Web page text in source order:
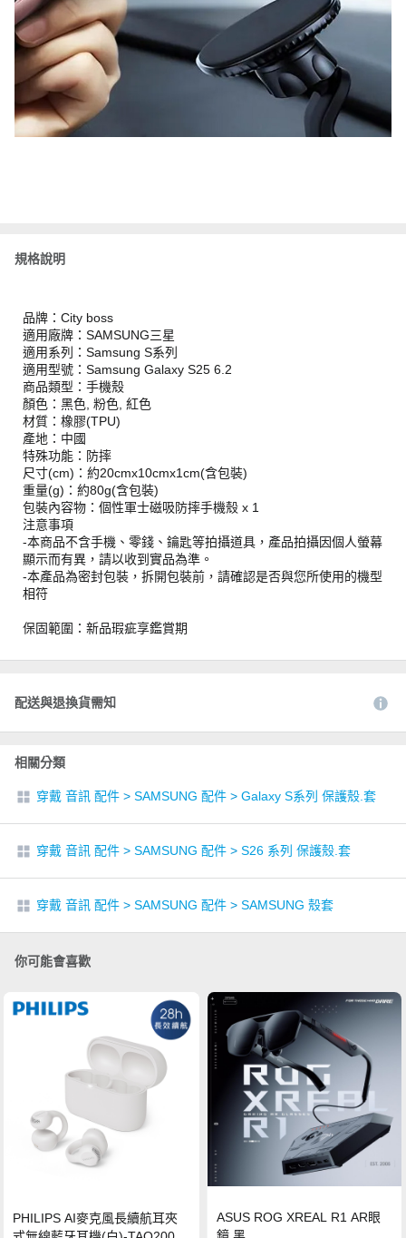
規格說明
品牌：City boss
適用廠牌：SAMSUNG三星
適用系列：Samsung S系列
適用型號：Samsung Galaxy S25 6.2
商品類型：手機殼
顏色：黑色, 粉色, 紅色
材質：橡膠(TPU)
產地：中國
特殊功能：防摔
尺寸(cm)：約20cmx10cmx1cm(含包裝)
重量(g)：約80g(含包裝)
包裝內容物：個性軍士磁吸防摔手機殼 x 1
注意事項
-本商品不含手機、零錢、鑰匙等拍攝道具，產品拍攝因個人螢幕
顯示而有異，請以收到實品為準。
-本產品為密封包裝，拆開包裝前，請確認是否與您所使用的機型
相符
保固範圍：新品瑕疵享鑑賞期
配送與退換貨需知
相關分類
穿戴 音訊 配件 > SAMSUNG 配件 > Galaxy S系列 保護殼.套
穿戴 音訊 配件 > SAMSUNG 配件 > S26 系列 保護殼.套
穿戴 音訊 配件 > SAMSUNG 配件 > SAMSUNG 殼套
你可能會喜歡
PHILIPS AI麥克風長續航耳夾
ASUS ROG XREAL R1 AR眼